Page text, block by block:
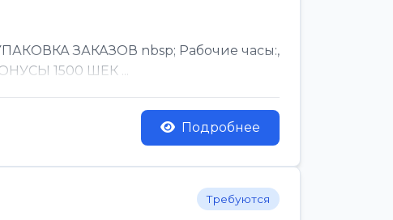
ЗАКАЗОВ nbsp; Рабочие часы:,
1500 ШЕК ...
Подробнее
Требуются